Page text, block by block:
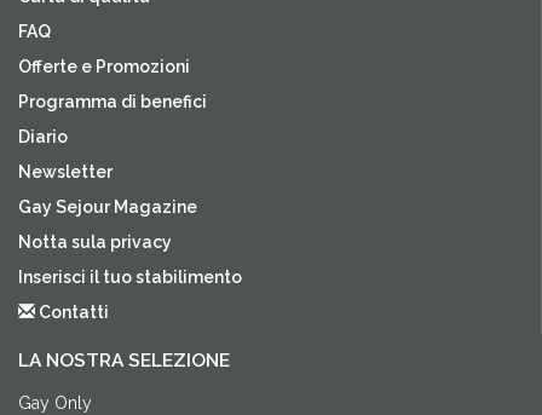
FAQ
Offerte e Promozioni
Programma di benefici
Diario
Newsletter
Gay Sejour Magazine
Notta sula privacy
Inserisci il tuo stabilimento
Contatti
LA NOSTRA SELEZIONE
Gay Only